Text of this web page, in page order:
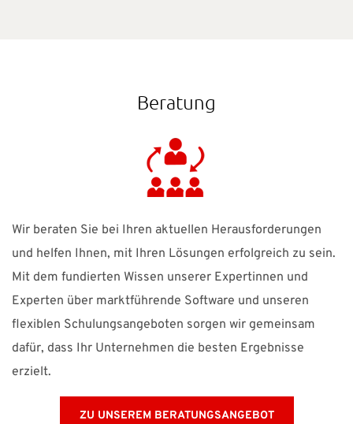
Beratung
Wir beraten Sie bei Ihren aktuellen Herausforderungen
und helfen Ihnen, mit Ihren Lösungen erfolgreich zu sein.
Mit dem fundierten Wissen unserer Expertinnen und
Experten über marktführende Software und unseren
flexiblen Schulungsangeboten sorgen wir gemeinsam
dafür, dass Ihr Unternehmen die besten Ergebnisse
erzielt.
ZU UNSEREM BERATUNGSANGEBOT